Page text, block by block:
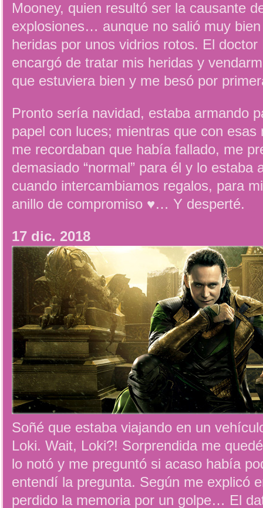
Mooney, quien resultó ser la causante
explosiones… aunque no salió muy
heridas por unos vidrios rotos. El
encargó de tratar mis heridas y
que estuviera bien y me besó por
Pronto sería navidad, estaba armando
papel con luces; mientras que con esas
me recordaban que había fallado, me
demasiado “normal” para él y lo
cuando intercambiamos regalos, para
anillo de compromiso ♥… Y desperté.
17 dic. 2018
Soñé que estaba viajando en un
Loki. Wait, Loki?! Sorprendida me
lo notó y me preguntó si acaso había
entendí la pregunta. Según me explicó
perdido la memoria por un golpe… El